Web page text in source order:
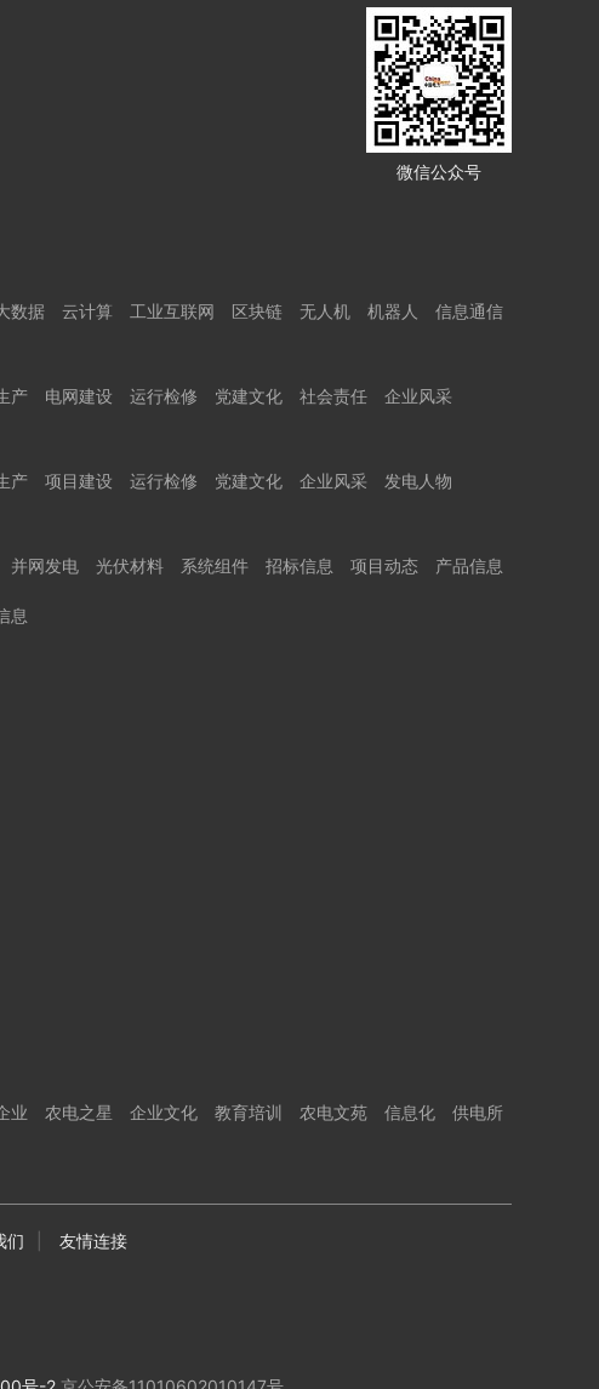
微信公众号
数据 云计算 工业互联网 区块链 无人机 机器人
信息通信
产 电网建设 运行检修 党建文化 社会责任
企业风采
产 项目建设 运行检修 党建文化 企业风采
发电人物
并网发电 光伏材料 系统组件 招标信息 项目动态 产品信息
息
业 农电之星 企业文化 教育培训 农电文苑 信息化
供电所
们
友情连接